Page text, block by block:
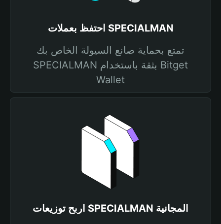
احتفظ بعملات SPECIALMAN
تمتع بحماية صانع السيولة الخاص بك
SPECIALMAN بثقة باستخدام Bitget
Wallet
اربح توزيعات SPECIALMAN المجانية